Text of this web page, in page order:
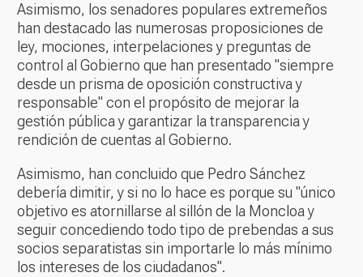
Asimismo, los senadores populares extremeños
han destacado las numerosas proposiciones de
ley, mociones, interpelaciones y preguntas de
control al Gobierno que han presentado "siempre
desde un prisma de oposición constructiva y
responsable" con el propósito de mejorar la
gestión pública y garantizar la transparencia y
rendición de cuentas al Gobierno.
Asimismo, han concluido que Pedro Sánchez
debería dimitir, y si no lo hace es porque su "único
objetivo es atornillarse al sillón de la Moncloa y
seguir concediendo todo tipo de prebendas a sus
socios separatistas sin importarle lo más mínimo
los intereses de los ciudadanos".